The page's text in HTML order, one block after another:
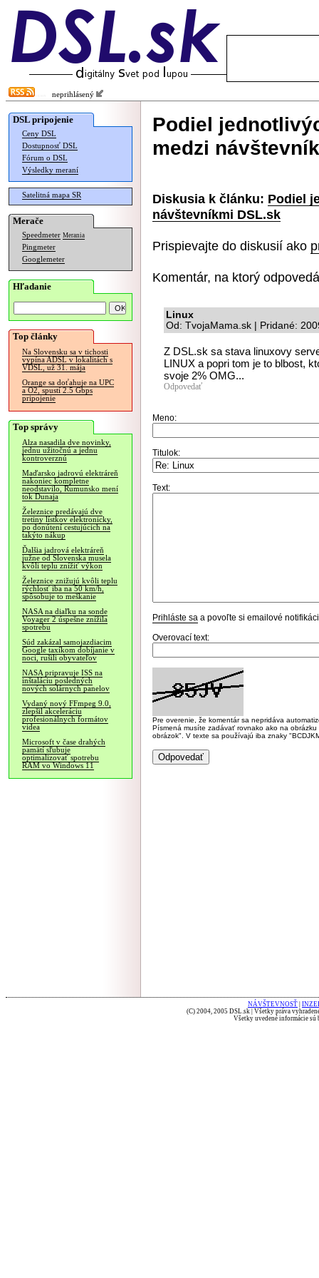
neprihlásený
DSL pripojenie
Ceny DSL
Dostupnosť DSL
Fórum o DSL
Výsledky meraní
Satelitná mapa SR
Merače
Speedmeter Merania
Pingmeter
Googlemeter
Hľadanie
Top články
Na Slovensku sa v tichosti
vypína ADSL v lokalitách s
VDSL, už 31. mája
Orange sa doťahuje na UPC
a O2, spustí 2.5 Gbps
pripojenie
Top správy
Alza nasadila dve novinky,
jednu užitočnú a jednu
kontroverznú
Maďarsko jadrovú elektráreň
nakoniec kompletne
neodstavilo, Rumunsko mení
tok Dunaja
Železnice predávajú dve
tretiny lístkov elektronicky,
po donútení cestujúcich na
takýto nákup
Ďalšia jadrová elektráreň
južne od Slovenska musela
kvôli teplu znížiť výkon
Železnice znižujú kvôli teplu
rýchlosť iba na 50 km/h,
spôsobuje to meškanie
NASA na diaľku na sonde
Voyager 2 úspešne znížila
spotrebu
Súd zakázal samojazdiacim
Google taxíkom dobíjanie v
noci, rušili obyvateľov
NASA pripravuje ISS na
inštaláciu posledných
nových solárnych panelov
Vydaný nový FFmpeg 9.0,
zlepšil akceleráciu
profesionálnych formátov
videa
Microsoft v čase drahých
pamätí sľubuje
optimalizovať spotrebu
RAM vo Windows 11
Podiel
medzi
Diskusia k článku: Podiel
návštevníkmi DSL.sk
Prispievajte do diskusií ako
Komentár, na ktorý
Linux
Od: TvojaMama.sk | Pridané:
Z DSL.sk sa stava linuxovy
LINUX a popri tom je to blbost,
svoje 2% OMG...
Odpovedať
Meno:
Titulok:
Text:
Prihláste sa a povoľte si emailové
Overovací text:
Pre overenie, že komentár sa nepridáva
Písmená musíte zadávať rovnako ako na
obrázok". V texte sa používajú iba znaky
NÁVŠTEVNOSŤ
(C) 2004, 2005 DSL.sk | Všetky práva
Všetky uvedené informácie sú